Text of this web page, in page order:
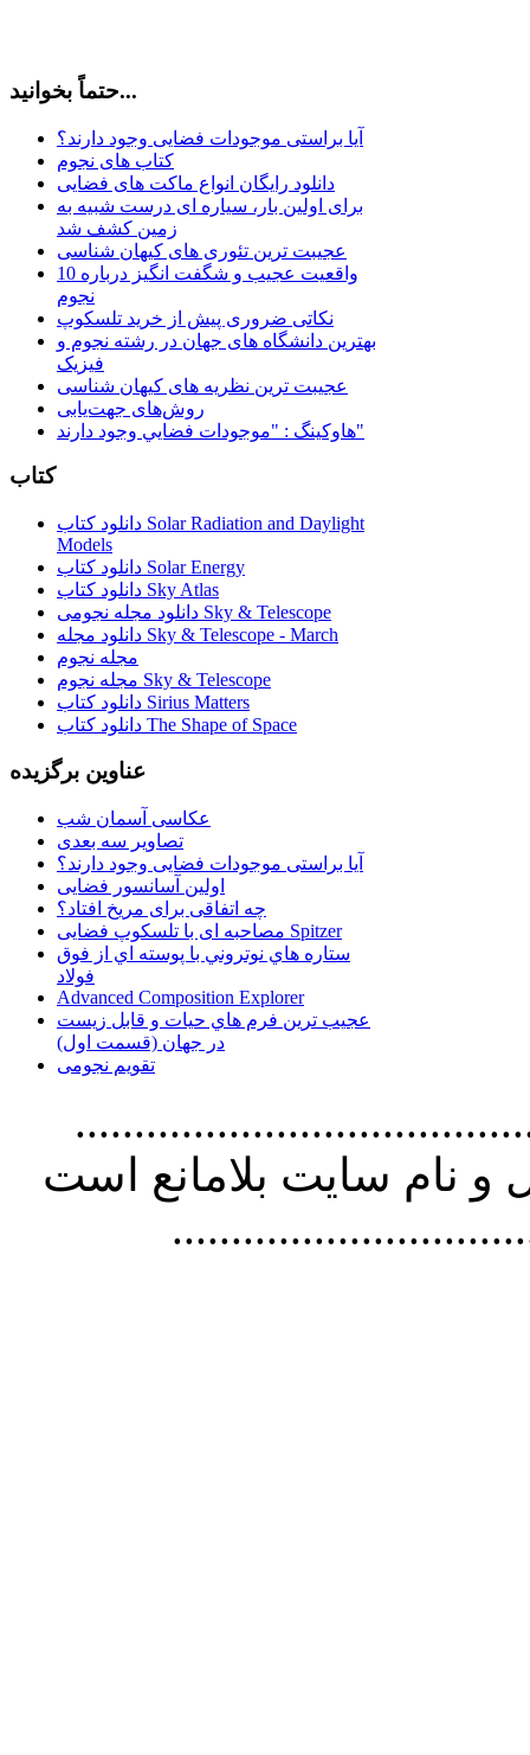
حتماً بخوانید...
آیا براستی موجودات فضایی وجود دارند؟
کتاب های نجوم
دانلود رایگان انواع ماکت های فضایی
برای اولین بار، سیاره ای درست شبیه به
زمین کشف شد
عجیبت ترین تئوری های کیهان شناسی
10 واقعیت عجیب و شگفت انگیز درباره
نجوم
نکاتی ضروری پیش از خرید تلسکوپ
بهترین دانشگاه های جهان در رشته نجوم و
فیزیک
عجیبت ترین نظریه های کیهان شناسی
روش‌های جهت‌یابی
هاوكينگ : "موجودات فضايي وجود دارند"
کتاب
دانلود کتاب Solar Radiation and Daylight
Models
دانلود کتاب Solar Energy
دانلود کتاب Sky Atlas
دانلود مجله نجومی Sky & Telescope
دانلود مجله Sky & Telescope - March
مجله نجوم
مجله نجوم Sky & Telescope
دانلود کتاب Sirius Matters
دانلود کتاب The Shape of Space
عناوین برگزیده
عکاسی آسمان شب
تصاویر سه بعدی
آیا براستی موجودات فضایی وجود دارند؟
اولین آسانسور فضایی
چه اتفاقی برای مریخ افتاد؟
مصاحبه ای با تلسکوپ فضایی Spitzer
ستاره هاي نوتروني با پوسته اي از فوق
فولاد
Advanced Composition Explorer
عجیب ترین فرم هاي حيات و قابل زيست
در جهان (قسمت اول)
تقویم نجومی
استفاده از
نام سايت بلامانع است